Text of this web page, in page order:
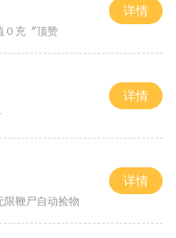
０充〞顶赞
详情
详情
限鞭尸自动捡物
详情